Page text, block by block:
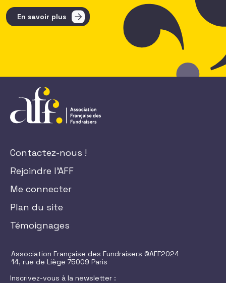
En savoir plus
Contactez-nous !
Rejoindre l'AFF
Me connecter
Plan du site
Témoignages
Association Française des Fundraisers ©AFF2024
14, rue de Liège 75009 Paris
Inscrivez-vous à la newsletter :